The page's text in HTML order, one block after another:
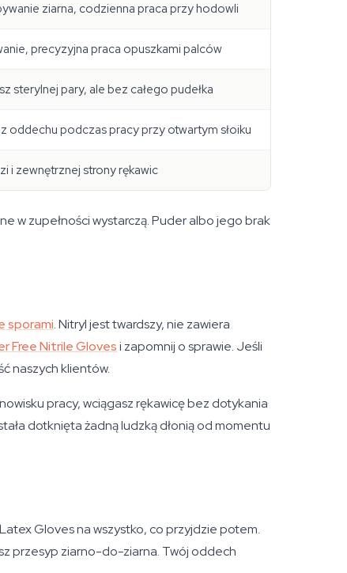
ziarna, codzienna praca przy hodowli
precyzyjna praca opuszkami palców
sterylnej pary, ale bez całego pudełka
oddechu podczas pracy przy otwartym słoiku
i zewnętrznej strony rękawic
w zupełności wystarczą. Puder albo jego brak
sporami. Nitryl jest twardszy, nie zawiera
Free Nitrile Glovesi zapomnij o sprawie. Jeśli
naszych klientów.
pracy, wciągasz rękawicę bez dotykania
dotknięta żadną ludzką dłonią od momentu
Gloves na wszystko, co przyjdzie potem.
przesyp ziarno-do-ziarna. Twój oddech